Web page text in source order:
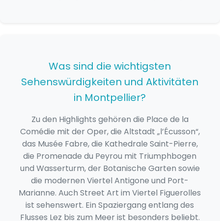
Was sind die wichtigsten
Sehenswürdigkeiten und Aktivitäten
in Montpellier?
Zu den Highlights gehören die Place de la
Comédie mit der Oper, die Altstadt „l’Écusson“,
das Musée Fabre, die Kathedrale Saint-Pierre,
die Promenade du Peyrou mit Triumphbogen
und Wasserturm, der Botanische Garten sowie
die modernen Viertel Antigone und Port-
Marianne. Auch Street Art im Viertel Figuerolles
ist sehenswert. Ein Spaziergang entlang des
Flusses Lez bis zum Meer ist besonders beliebt.